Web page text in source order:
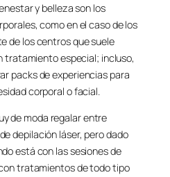
y belleza son los
como en el caso de los
de los centros que suele
tratamiento especial; incluso,
packs de experiencias para
corporal o facial.
de moda regalar entre
depilación láser, pero dado
está con las sesiones de
tratamientos de todo tipo